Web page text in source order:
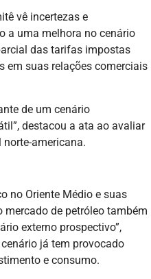
vê incertezas e
a uma melhora no cenário
das tarifas impostas
em suas relações comerciais
de um cenário
destacou a ata ao avaliar
americana.
no Oriente Médio e suas
mercado de petróleo também
externo prospectivo”,
já tem provocado
e consumo.